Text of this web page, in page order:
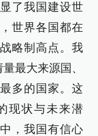
了我国建设世
世界各国都在
略制高点。我
最大来源国、
多的国家。这
现状与未来潜
，我国有信心